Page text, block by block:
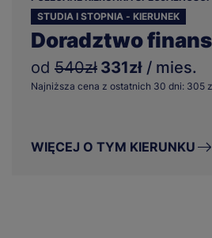
STUDIA I STOPNIA - KIERUNEK
Doradztwo
od 540zł 331zł / mies.
Najniższa cena z ostatnich 30 dni: 305
WIĘCEJ O TYM KIERUNKU